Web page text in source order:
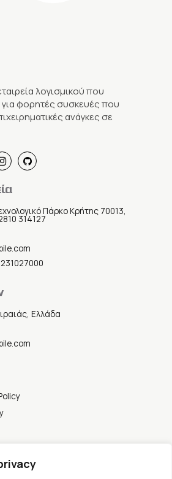
λογισμικού που
φορητές συσκευές που
ανάγκες σε
Πάρκο Κρήτης 70013,
314127
Ελλάδα